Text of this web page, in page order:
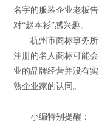
名字的服装企业老板
对“赵本衫”感兴趣。
杭州市商标事务所
注册的名人商标可能
业的品牌经营并没有
熟企业家的认同。
小编特别提醒：